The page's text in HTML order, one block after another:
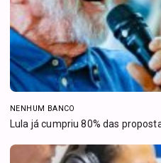
NENHUM BANCO
Lula já cumpriu 80% das